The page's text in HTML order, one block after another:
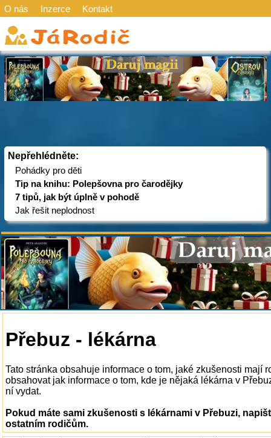
O nás Inzerce Kontakt
Nepřehlédněte:
Pohádky pro děti
Tip na knihu: Polepšovna pro čarodějky
7 tipů, jak být úplně v pohodě
Jak řešit neplodnost
Přebuz - lékárna
Tato stránka obsahuje informace o tom, jaké zkušenosti mají
obsahovat jak informace o tom, kde je nějaká lékárna v
ní vydat.
Pokud máte sami zkušenosti s lékárnami v Přebuzi,
ostatním rodičům.